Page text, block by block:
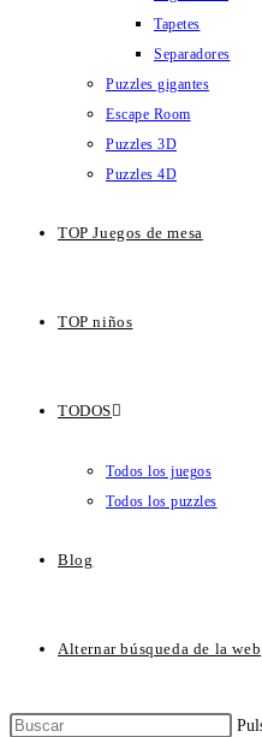
Tapetes
Separadores
Puzzles gigantes
Escape Room
Puzzles 3D
Puzzles 4D
TOP Juegos de mesa
TOP niños
TODOS
Todos los juegos
Todos los puzzles
Blog
Alternar búsqueda de la web